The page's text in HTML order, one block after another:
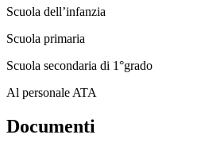
Scuola dell’infanzia
Scuola primaria
Scuola secondaria di 1°grado
Al personale ATA
Documenti